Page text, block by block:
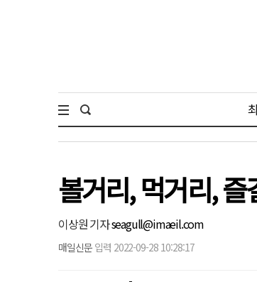
볼거리, 먹거리,
이상원 기자seagull@imaeil.com
매일신문 입력 2022-09-28 10:28:17